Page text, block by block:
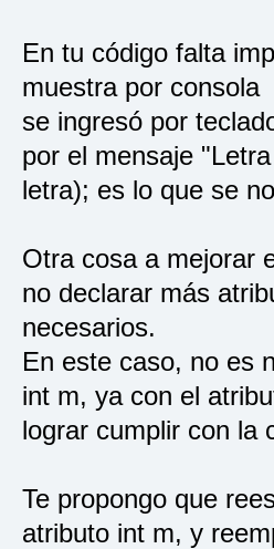
En tu código falta
muestra por consola
se ingresó por
por el mensaje
letra); es lo que se
Otra cosa a mejorar
no declarar más
necesarios.
En este caso, no es
int m, ya con el
lograr cumplir con la
Te propongo que
atributo int m, y